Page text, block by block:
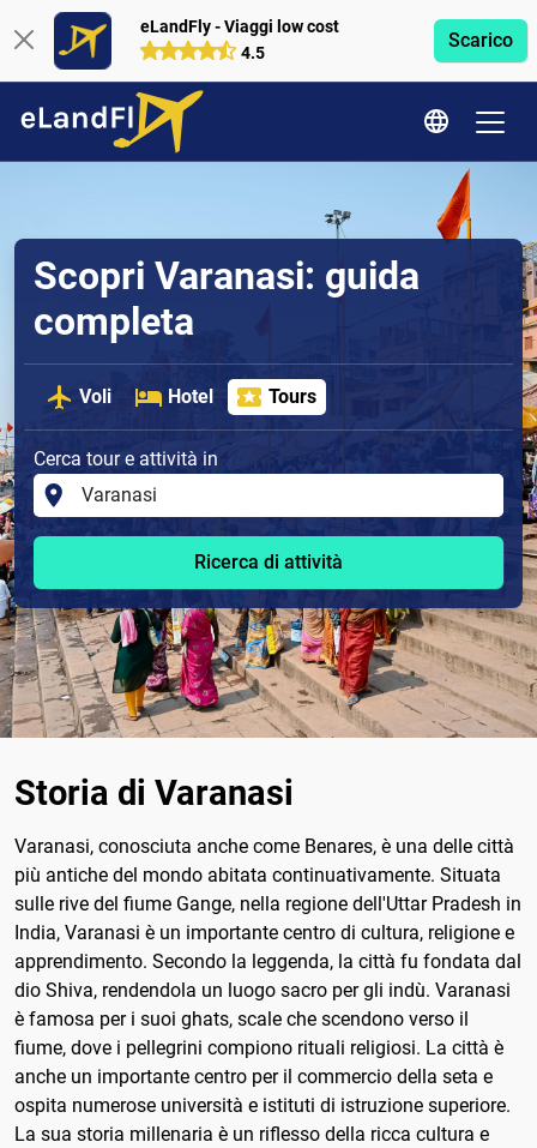
eLandFly - Viaggi low cost
4.5
Scarico
Scopri Varanasi: guida
completa
Voli Hotel Tours
Cerca tour e attività in
Ricerca di attività
Storia di Varanasi
Varanasi, conosciuta anche come Benares, è una delle città
più antiche del mondo abitata continuativamente. Situata
sulle rive del fiume Gange, nella regione dell'Uttar Pradesh in
India, Varanasi è un importante centro di cultura, religione e
apprendimento. Secondo la leggenda, la città fu fondata dal
dio Shiva, rendendola un luogo sacro per gli indù. Varanasi
è famosa per i suoi ghats, scale che scendono verso il
fiume, dove i pellegrini compiono rituali religiosi. La città è
anche un importante centro per il commercio della seta e
ospita numerose università e istituti di istruzione superiore.
La sua storia millenaria è un riflesso della ricca cultura e